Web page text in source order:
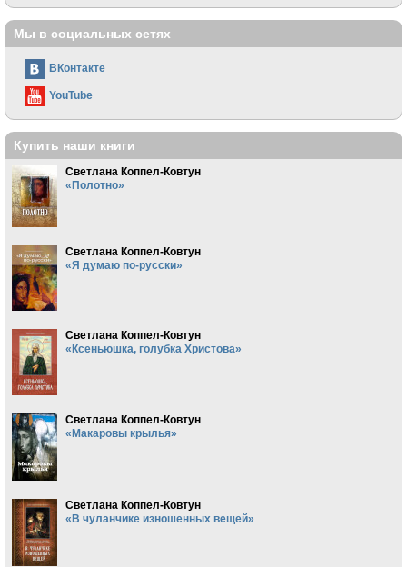
Мы в социальных сетях
ВКонтакте
YouTube
Купить наши книги
Светлана Коппел-Ковтун
«Полотно»
Светлана Коппел-Ковтун
«Я думаю по-русски»
Светлана Коппел-Ковтун
«Ксеньюшка, голубка Христова»
Светлана Коппел-Ковтун
«Макаровы крылья»
Светлана Коппел-Ковтун
«В чуланчике изношенных вещей»